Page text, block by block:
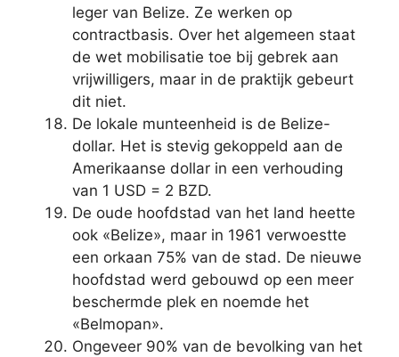
leger van Belize. Ze werken op
contractbasis. Over het algemeen staat
de wet mobilisatie toe bij gebrek aan
vrijwilligers, maar in de praktijk gebeurt
dit niet.
De lokale munteenheid is de Belize-
dollar. Het is stevig gekoppeld aan de
Amerikaanse dollar in een verhouding
van 1 USD = 2 BZD.
De oude hoofdstad van het land heette
ook «Belize», maar in 1961 verwoestte
een orkaan 75% van de stad. De nieuwe
hoofdstad werd gebouwd op een meer
beschermde plek en noemde het
«Belmopan».
Ongeveer 90% van de bevolking van het